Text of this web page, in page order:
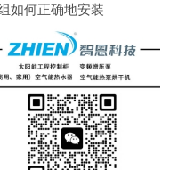
如何正确地安装